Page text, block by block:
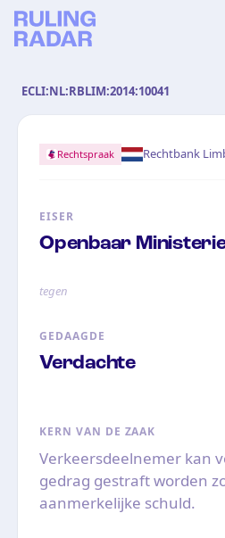
ECLI:NL:RBLIM:2014:10041
Rechtspraak Rechtbank
EISER
Openbaar
tegen
GEDAAGDE
Verdachte
KERN VAN DE ZAAK
Verkeersdeelnemer kan
gedrag gestraft worden
aanmerkelijke schuld.